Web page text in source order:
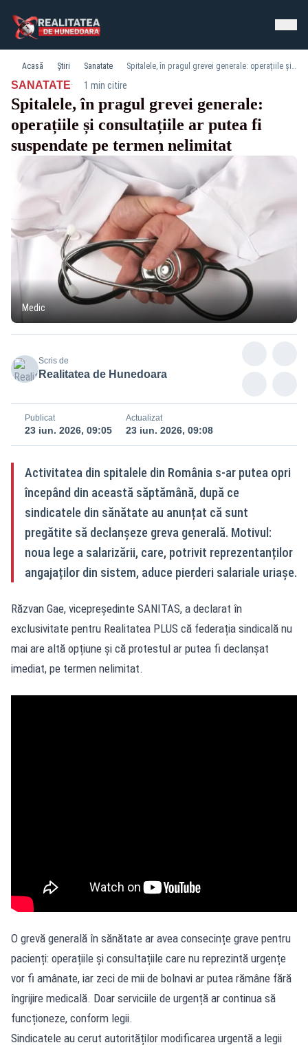
Acasă Știri Sanatate Spitalele, în pragul grevei generale: operațiile și consultațiile ar putea fi suspendate pe termen nelimitat
SANATATE· 1 min citire
Spitalele, în pragul grevei generale:
operațiile și consultațiile ar putea fi
suspendate pe termen nelimitat
Medic
Scris de
Realitatea de Hunedoara
Publicat
23 iun. 2026, 09:05
Actualizat
23 iun. 2026, 09:08
Activitatea din spitalele din România s-ar putea opri
începând din această săptămână, după ce
sindicatele din sănătate au anunțat că sunt
pregătite să declanșeze greva generală. Motivul:
noua lege a salarizării, care, potrivit reprezentanților
angajaților din sistem, aduce pierderi salariale uriașe.
Răzvan Gae, vicepreședinte SANITAS, a declarat în
exclusivitate pentru Realitatea PLUS că federația sindicală nu
mai are altă opțiune și că protestul ar putea fi declanșat
imediat, pe termen nelimitat.
O grevă generală în sănătate ar avea consecințe grave pentru
pacienți: operațiile și consultațiile care nu reprezintă urgențe
vor fi amânate, iar zeci de mii de bolnavi ar putea rămâne fără
îngrijire medicală. Doar serviciile de urgență ar continua să
funcționeze, conform legii.
Sindicatele au cerut autorităților modificarea urgentă a legii